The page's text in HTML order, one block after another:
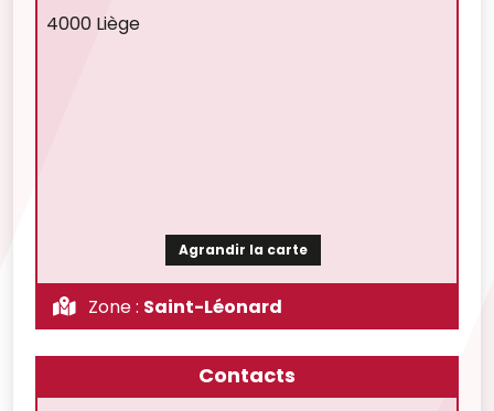
4000 Liège
Agrandir la carte
Zone : Saint-Léonard
Contacts